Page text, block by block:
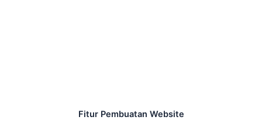
Fitur Pembuatan Website